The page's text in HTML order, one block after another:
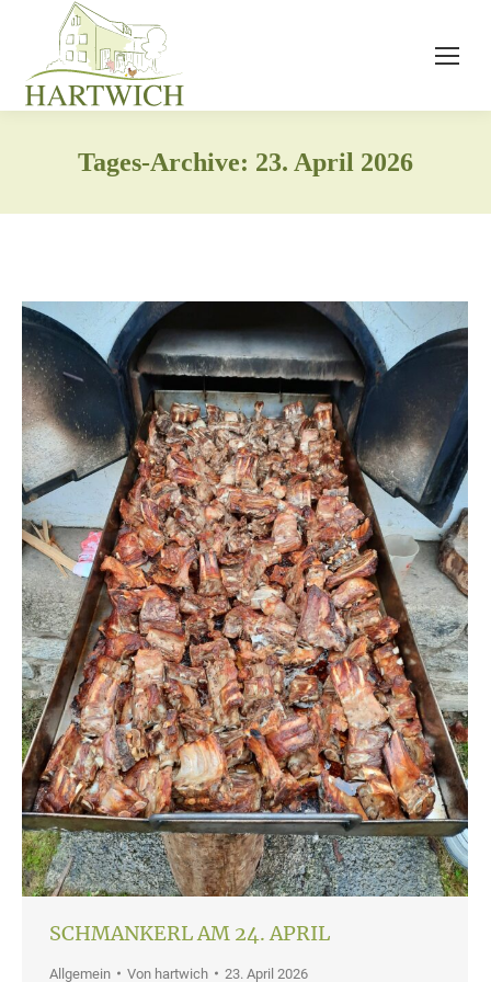
Tages-Archive: 23. April 2026
SCHMANKERL AM 24. APRIL
Allgemein Von hartwich 23. April 2026